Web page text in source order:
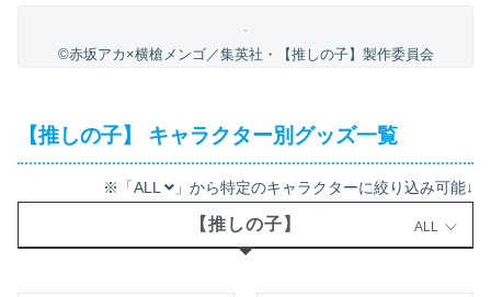
©赤坂アカ×横槍メンゴ／集英社・【推しの子】製作委員会
【推しの子】 キャラクター別グッズ一覧
※「ALL 」から特定のキャラクターに絞り込み可能↓
【推しの子】 ALL